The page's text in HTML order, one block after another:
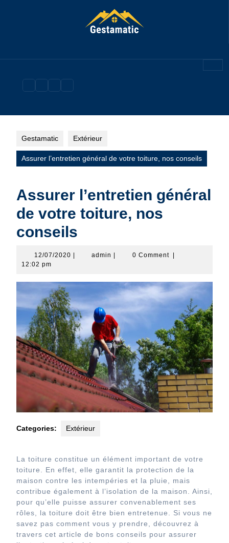
Gestamatic Extérieur
Assurer l’entretien général de votre toiture, nos conseils
Assurer l’entretien général
de votre toiture, nos
conseils
12/07/2020 12/07/2020
admin admin 0 Comment
12:02 pm
Categories: Extérieur
La toiture constitue un élément important de votre
toiture. En effet, elle garantit la protection de la
maison contre les intempéries et la pluie, mais
contribue également à l’isolation de la maison. Ainsi,
pour qu’elle puisse assurer convenablement ses
rôles, la toiture doit être bien entretenue. Si vous ne
savez pas comment vous y prendre, découvrez à
travers cet article de bons conseils pour assurer